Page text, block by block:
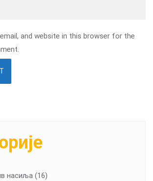
and website in this browser for the
насиља (16)